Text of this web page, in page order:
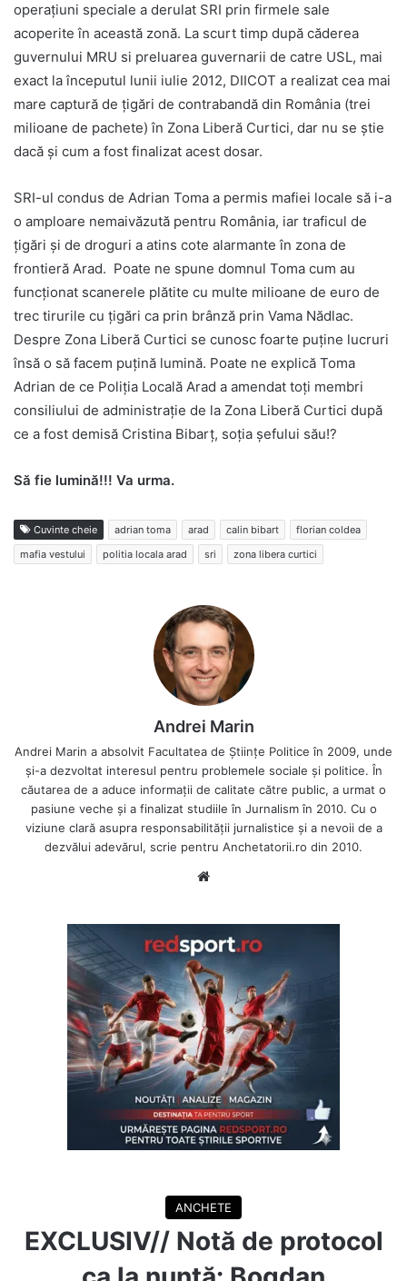
operațiuni speciale a derulat SRI prin firmele sale
acoperite în această zonă. La scurt timp după căderea
guvernului MRU si preluarea guvernarii de catre USL, mai
exact la începutul lunii iulie 2012, DIICOT a realizat cea mai
mare captură de țigări de contrabandă din România (trei
milioane de pachete) în Zona Liberă Curtici, dar nu se știe
dacă și cum a fost finalizat acest dosar.
SRI-ul condus de Adrian Toma a permis mafiei locale să i-a
o amploare nemaivăzută pentru România, iar traficul de
țigări și de droguri a atins cote alarmante în zona de
frontieră Arad. Poate ne spune domnul Toma cum au
funcționat scanerele plătite cu multe milioane de euro de
trec tirurile cu țigări ca prin brânză prin Vama Nădlac.
Despre Zona Liberă Curtici se cunosc foarte puține lucruri
însă o să facem puțină lumină. Poate ne explică Toma
Adrian de ce Poliția Locală Arad a amendat toți membri
consiliului de administrație de la Zona Liberă Curtici după
ce a fost demisă Cristina Bibarț, soția șefului său!?
Să fie lumină!!! Va urma.
Cuvinte cheie adrian toma arad calin bibart
florian coldea
mafia vestului
politia locala arad sri zona libera curtici
Andrei Marin
Andrei Marin a absolvit Facultatea de Științe Politice în 2009, unde
și-a dezvoltat interesul pentru problemele sociale și politice. În
căutarea de a aduce informații de calitate către public, a urmat o
pasiune veche și a finalizat studiile în Jurnalism în 2010. Cu o
viziune clară asupra responsabilității jurnalistice și a nevoii de a
dezvălui adevărul, scrie pentru Anchetatorii.ro din 2010.